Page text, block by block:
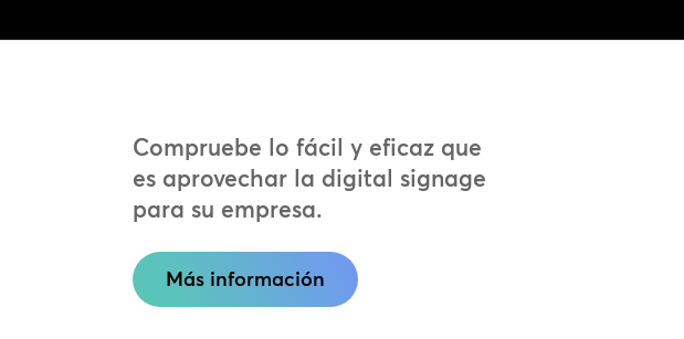
Compruebe lo fácil y eficaz que
es aprovechar la digital signage
para su empresa.
Más información